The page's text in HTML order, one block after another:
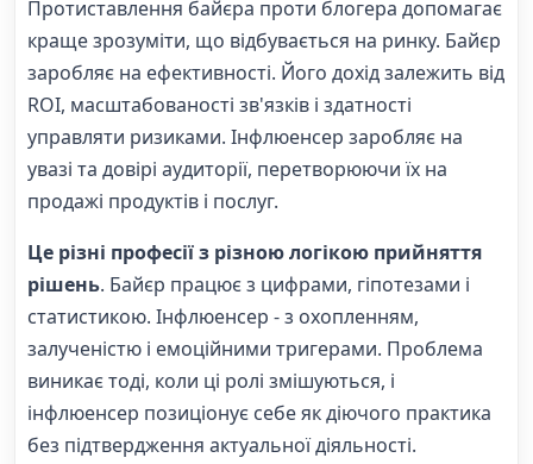
Протиставлення байєра проти блогера допомагає
краще зрозуміти, що відбувається на ринку. Байєр
заробляє на ефективності. Його дохід залежить від
ROI, масштабованості зв'язків і здатності
управляти ризиками. Інфлюенсер заробляє на
увазі та довірі аудиторії, перетворюючи їх на
продажі продуктів і послуг.
Це різні професії з різною логікою прийняття
рішень. Байєр працює з цифрами, гіпотезами і
статистикою. Інфлюенсер - з охопленням,
залученістю і емоційними тригерами. Проблема
виникає тоді, коли ці ролі змішуються, і
інфлюенсер позиціонує себе як діючого практика
без підтвердження актуальної діяльності.